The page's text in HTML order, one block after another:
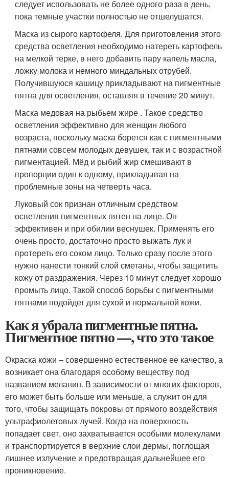
следует использовать не более одного раза в день,
пока темные участки полностью не отшелушатся.
Маска из сырого картофеля. Для приготовления этого
средства осветления необходимо натереть картофель
на мелкой терке, в него добавить пару капель масла,
ложку молока и немного миндальных отрубей.
Получившуюся кашицу прикладывают на пигментные
пятна для осветления, оставляя в течение 20 минут.
Маска медовая на рыбьем жире . Такое средство
осветления эффективно для женщин любого
возраста, поскольку маска борется как с пигментными
пятнами совсем молодых девушек, так и с возрастной
пигментацией. Мёд и рыбий жир смешивают в
пропорции один к одному, прикладывая на
проблемные зоны на четверть часа.
Луковый сок признан отличным средством
осветления пигментных пятен на лице. Он
эффективен и при обилии веснушек. Применять его
очень просто, достаточно просто выжать лук и
протереть его соком лицо. Только сразу после этого
нужно нанести тонкий слой сметаны, чтобы защитить
кожу от раздражения. Через 10 минут следует хорошо
промыть лицо. Такой способ борьбы с пигментными
пятнами подойдет для сухой и нормальной кожи.
Как я убрала пигментные пятна.
Пигментное пятно —, что это такое
Окраска кожи – совершенно естественное ее качество, а
возникает она благодаря особому веществу под
названием меланин. В зависимости от многих факторов,
его может быть больше или меньше, а служит он для
того, чтобы защищать покровы от прямого воздействия
ультрафиолетовых лучей. Когда на поверхность
попадает свет, оно захватывается особыми молекулами
и транспортируется в верхние слои дермы, поглощая
лишнее излучение и предотвращая дальнейшее его
проникновение.